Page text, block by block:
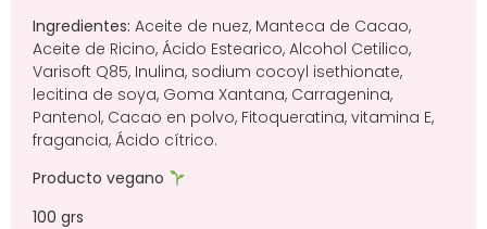
Ingredientes: Aceite de nuez, Manteca de Cacao,
Aceite de Ricino, Ácido Estearico, Alcohol Cetilico,
Varisoft Q85, Inulina, sodium cocoyl isethionate,
lecitina de soya, Goma Xantana, Carragenina,
Pantenol, Cacao en polvo, Fitoqueratina, vitamina E,
fragancia, Ácido cítrico.
Producto vegano
100 grs